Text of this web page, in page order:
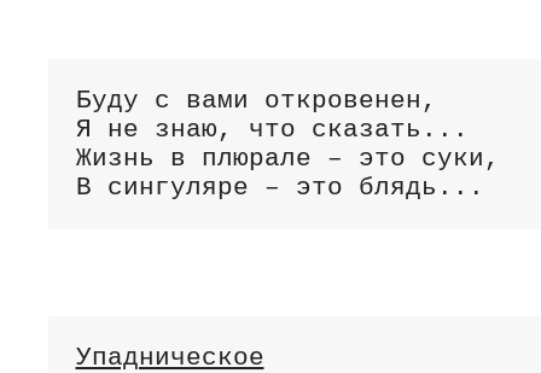
Буду с вами откровенен,
Я не знаю, что сказать...
Жизнь в плюрале – это суки,
В сингуляре – это блядь...
Упадническое